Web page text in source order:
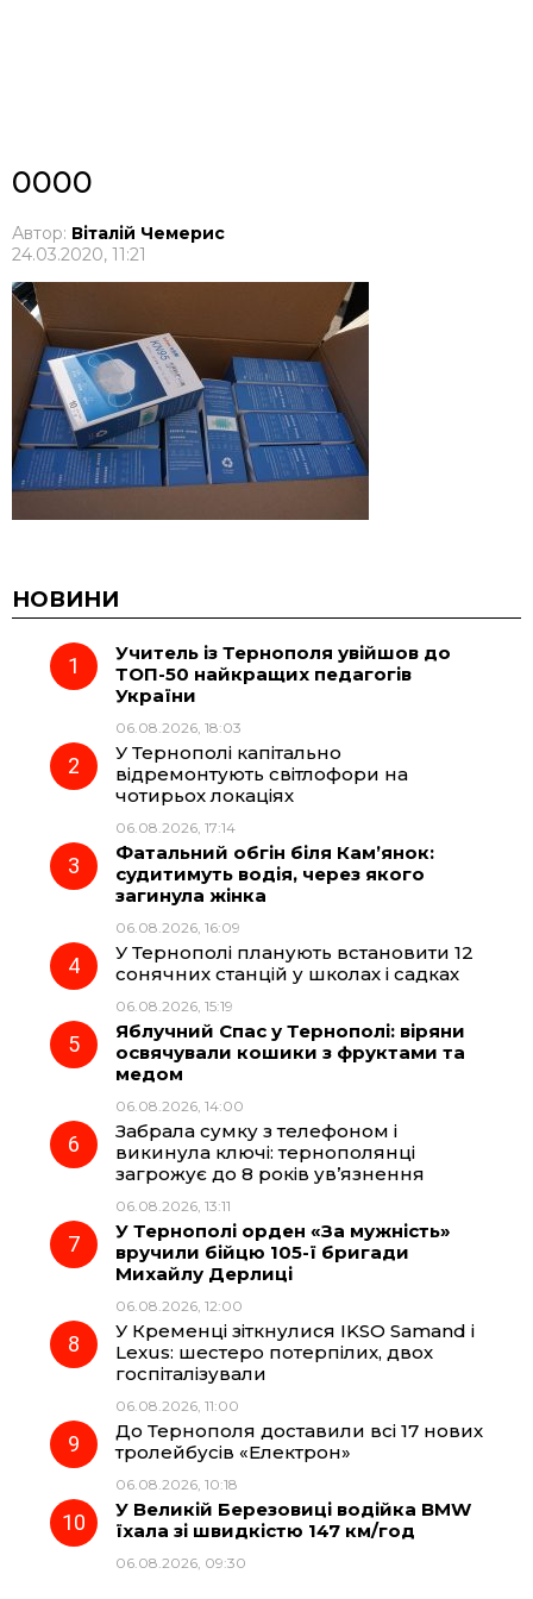
0000
Автор: Віталій Чемерис
24.03.2020, 11:21
НОВИНИ
Учитель із Тернополя увійшов до
ТОП-50 найкращих педагогів
України
06.08.2026, 18:03
У Тернополі капітально
відремонтують світлофори на
чотирьох локаціях
06.08.2026, 17:14
Фатальний обгін біля Кам’янок:
судитимуть водія, через якого
загинула жінка
06.08.2026, 16:09
У Тернополі планують встановити 12
сонячних станцій у школах і садках
06.08.2026, 15:19
Яблучний Спас у Тернополі: віряни
освячували кошики з фруктами та
медом
06.08.2026, 14:00
Забрала сумку з телефоном і
викинула ключі: тернополянці
загрожує до 8 років ув’язнення
06.08.2026, 13:11
У Тернополі орден «За мужність»
вручили бійцю 105-ї бригади
Михайлу Дерлиці
06.08.2026, 12:00
У Кременці зіткнулися IKSO Samand і
Lexus: шестеро потерпілих, двох
госпіталізували
06.08.2026, 11:00
До Тернополя доставили всі 17 нових
тролейбусів «Електрон»
06.08.2026, 10:18
У Великій Березовиці водійка BMW
їхала зі швидкістю 147 км/год
06.08.2026, 09:30